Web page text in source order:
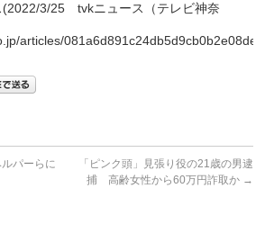
(2022/3/25 tvkニュース（テレビ神奈
articles/
パーらに
「ピンク頭」見張り役の21歳の男逮
捕 高齢女性から60万円詐取か →